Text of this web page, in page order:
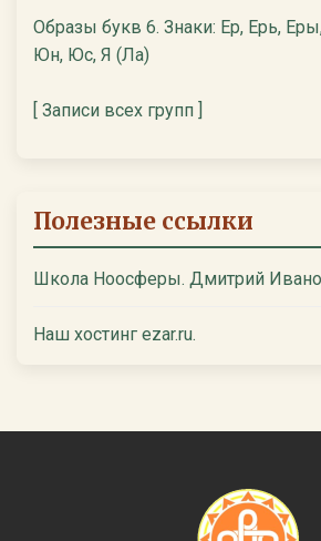
Образы букв 6. Знаки: Ер, Ерь,
Юн, Юс, Я (Ла)
[ Записи всех групп ]
Полезные ссылки
Школа Ноосферы. Дмитрий
Наш хостинг ezar.ru.